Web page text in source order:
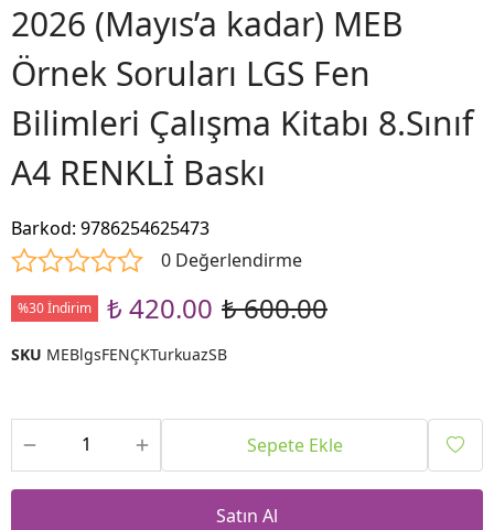
2026 (Mayıs’a kadar) MEB
Örnek Soruları LGS Fen
Bilimleri Çalışma Kitabı 8.Sınıf
A4 RENKLİ Baskı
Barkod: 9786254625473
0 Değerlendirme
%30 İndirim ₺ 420.00 ₺ 600.00
SKU MEBlgsFENÇKTurkuazSB
Sepete Ekle
Satın Al